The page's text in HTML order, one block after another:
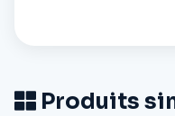
Produits